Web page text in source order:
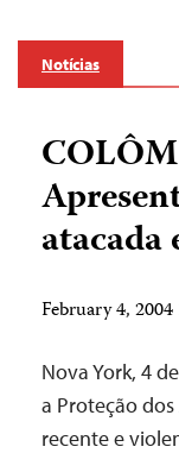
Notícias
February 4,
Nova York, 4
a Proteção dos
recente e